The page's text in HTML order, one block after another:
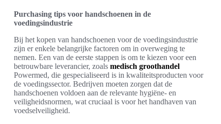
Purchasing tips voor handschoenen in de
voedingsindustrie
Bij het kopen van handschoenen voor de voedingsindustrie
zijn er enkele belangrijke factoren om in overweging te
nemen. Een van de eerste stappen is om te kiezen voor een
betrouwbare leverancier, zoals medisch groothandel
Powermed, die gespecialiseerd is in kwaliteitsproducten voor
de voedingssector. Bedrijven moeten zorgen dat de
handschoenen voldoen aan de relevante hygiëne- en
veiligheidsnormen, wat cruciaal is voor het handhaven van
voedselveiligheid.